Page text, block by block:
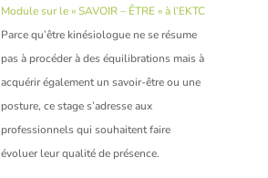
Module sur le « SAVOIR – ÊTRE » à l’EKTC
Parce qu’être kinésiologue ne se résume
pas à procéder à des équilibrations mais à
acquérir également un savoir-être ou une
posture, ce stage s’adresse aux
professionnels qui souhaitent faire
évoluer leur qualité de présence.